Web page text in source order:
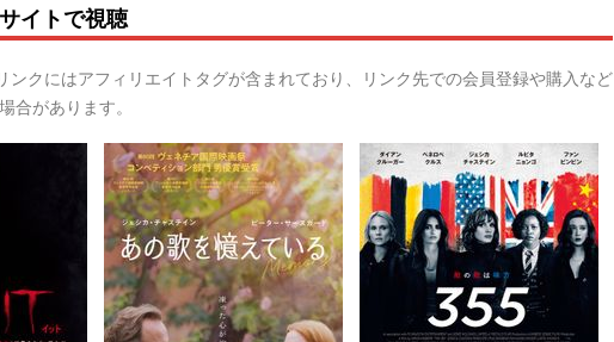
イトで視聴
ンクにはアフィリエイトタグが含まれており、リンク先での会員登録や購入など
合があります。